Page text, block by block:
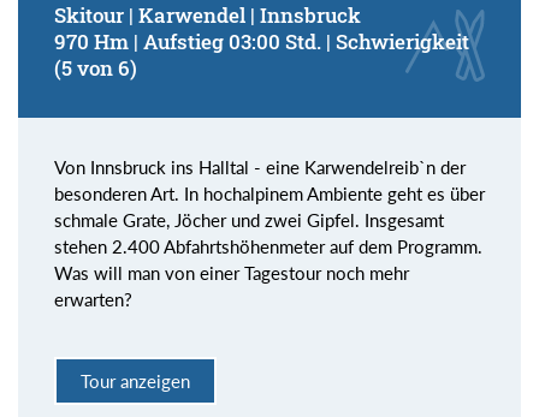
Skitour | Karwendel | Innsbruck
970 Hm | Aufstieg 03:00 Std. | Schwierigkeit
(5 von 6)
Von Innsbruck ins Halltal - eine Karwendelreib`n der
besonderen Art. In hochalpinem Ambiente geht es über
schmale Grate, Jöcher und zwei Gipfel. Insgesamt
stehen 2.400 Abfahrtshöhenmeter auf dem Programm.
Was will man von einer Tagestour noch mehr
erwarten?
Tour anzeigen